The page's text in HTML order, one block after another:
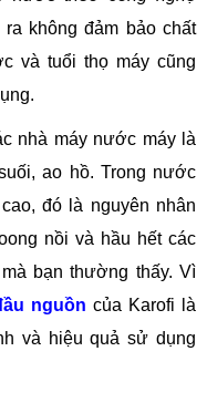
không đảm bảo chất
và tuổi thọ máy cũng
nhà máy nước máy là
ao hồ. Trong nước
đó là nguyên nhân
nồi và hầu hết các
bạn thường thấy. Vì
nguồn của Karofi là
và hiệu quả sử dụng